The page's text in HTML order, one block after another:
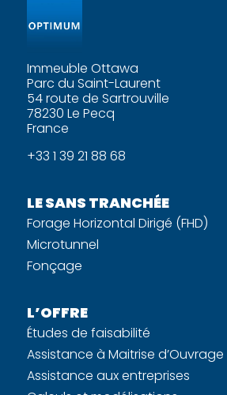
Immeuble Ottawa
Parc du Saint-Laurent
54 route de Sartrouville
78230 Le Pecq
France
+33 1 39 21 88 68
LE SANS TRANCHÉE
Forage Horizontal Dirigé (FHD)
Microtunnel
Fonçage
L’OFFRE
Études de faisabilité
Assistance à Maitrise d’Ouvrage
Assistance aux entreprises